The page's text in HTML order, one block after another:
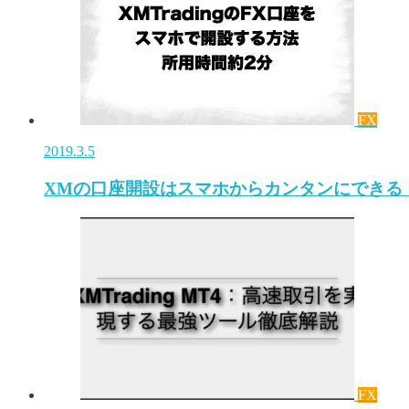
FX
2019.3.5
XMの口座開設はスマホからカンタンにできる
FX